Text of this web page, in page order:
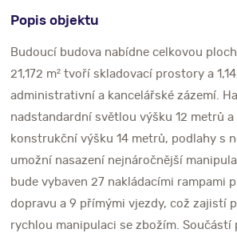
Popis objektu
Budoucí budova nabídne celkovou
21,172 m² tvoří skladovací prostory a
administrativní a kancelářské zázemí.
nadstandardní světlou výšku 12 metrů a
konstrukční výšku 14 metrů, podlahy s
umožní nasazení nejnáročnější
bude vybaven 27 nakládacími rampami
dopravu a 9 přímými vjezdy, což zajistí
rychlou manipulaci se zbožím. Součástí